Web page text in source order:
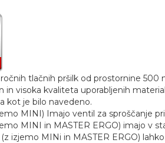
tlačnih pršilk od prostornine 500
in visoka kvaliteta uporabljenih
kot je bilo navedeno.
MINI) Imajo ventil za sproščanje
MINI in MASTER ERGO) imajo v
izjemo MINi in MASTER ERGO)